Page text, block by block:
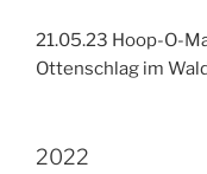
21.05.23 Hoop-O-
Ottenschlag im
2022